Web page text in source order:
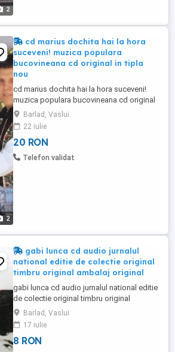
2
2
cd marius dochita hai la hora
suceveni! muzica populara
bucovineana cd original in tipla
nou
cd marius dochita hai la hora suceveni!
muzica populara bucovineana cd original
in tipla nou timbru original carcasa
originala pret 20 de lei trimit in tara prin
posta sau curieri vizitati toate ofertele
mele este indicata detinerea de copii
fizice
Barlad, Vaslui
22 iulie
20 RON
Telefon validat
gabi lunca cd audio jurnalul
national editie de colectie original
timbru original ambalaj original
gabi lunca cd audio jurnalul national editie
de colectie original timbru original
ambalaj original starea foarte buna,
tracklist 1 dă, mamă, cu biciu-n mine! 5:23
2 pasăre necunoscută 5:04 3 cu-o
damigeană și-un pahar 2:48 4 eu de când
Barlad, Vaslui
17 iulie
8 RON